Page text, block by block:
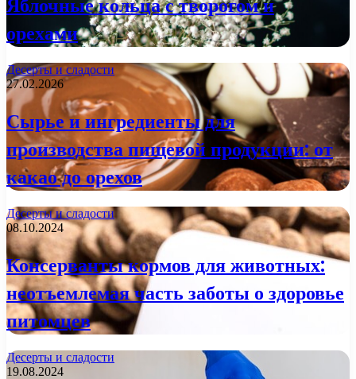
Яблочные кольца с творогом и
орехами
Десерты и сладости
27.02.2026
Сырье и ингредиенты для
производства пищевой продукции: от
какао до орехов
Десерты и сладости
08.10.2024
Консерванты кормов для животных:
неотъемлемая часть заботы о здоровье
питомцев
Десерты и сладости
19.08.2024